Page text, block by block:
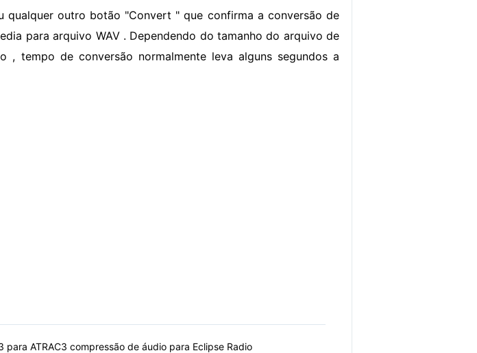
qualquer outro botão "Convert " que confirma a conversão de
para arquivo WAV . Dependendo do tamanho do arquivo de
, tempo de conversão normalmente leva alguns segundos a
para ATRAC3 compressão de áudio para Eclipse Radio